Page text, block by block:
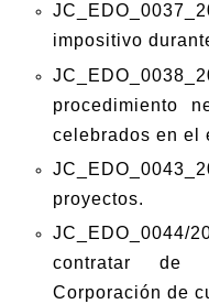
impositivo
procedimiento
celebrados en el
proyectos.
contratar
Corporación de